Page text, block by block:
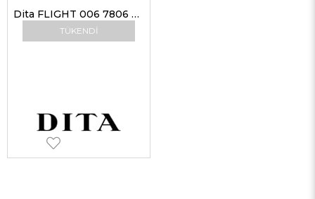
TÜKENDI
Dita FLIGHT 006 7806 G-SMK-PLD 52 G Erkek Güneş Gözlükleri